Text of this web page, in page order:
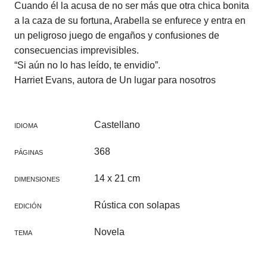
Cuando él la acusa de no ser más que otra chica bonita
a la caza de su fortuna, Arabella se enfurece y entra en
un peligroso juego de engaños y confusiones de
consecuencias imprevisibles.
“Si aún no lo has leído, te envidio”.
Harriet Evans, autora de Un lugar para nosotros
IDIOMA Castellano
PÁGINAS 368
DIMENSIONES 14 x 21 cm
EDICIÓN Rústica con solapas
TEMA Novela